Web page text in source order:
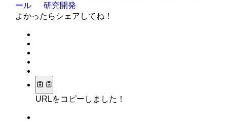
ール
研究開発
よかったらシェアしてね！
URLをコピーしました！